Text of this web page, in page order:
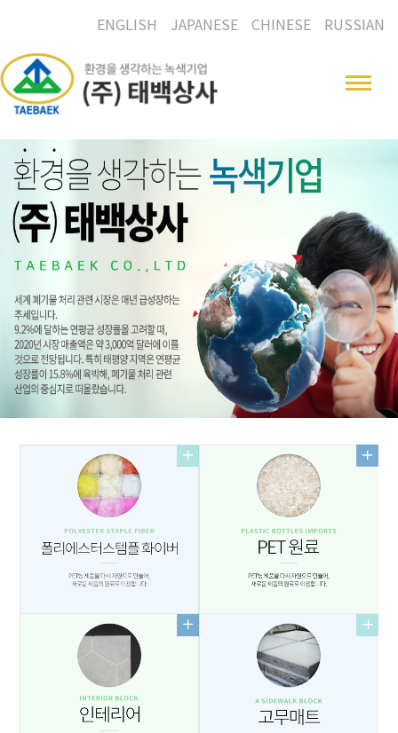
ENGLISH JAPANESE CHINESE RUSSIAN